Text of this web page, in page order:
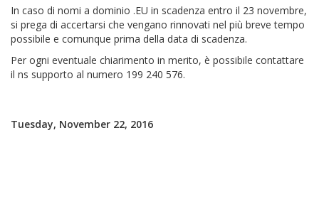
In caso di nomi a dominio .EU in scadenza entro il 23 novembre,
si prega di accertarsi che vengano rinnovati nel più breve tempo
possibile e comunque prima della data di scadenza.
Per ogni eventuale chiarimento in merito, è possibile contattare
il ns supporto al numero 199 240 576.
Tuesday, November 22, 2016